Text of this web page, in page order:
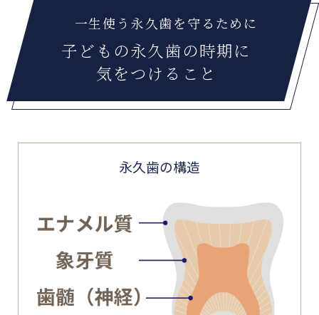
一生使う永久歯を守るために
子どもの永久歯の時期に
気をつけること
永久歯の構造